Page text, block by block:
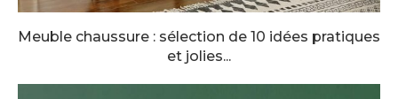
Meuble chaussure : sélection de 10 idées pratiques
et jolies...